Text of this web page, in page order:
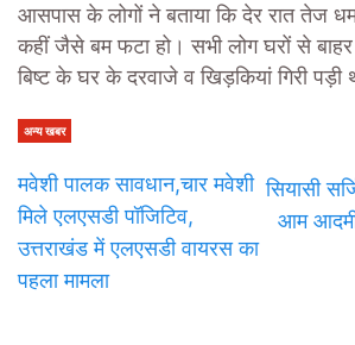
आसपास के लोगों ने बताया कि देर रात तेज
कहीं जैसे बम फटा हो। सभी लोग घरों से बाहर
बिष्ट के घर के दरवाजे व खिड़कियां गिरी पड़ी
अन्य खबर
मवेशी पालक सावधान,चार मवेशी
मिले एलएसडी पॉजिटिव,
उत्तराखंड में एलएसडी वायरस का
पहला मामला
सियासी
आम आदमी